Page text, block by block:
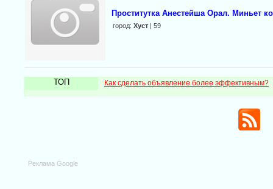
Проститутка Анестейша Орал. Миньет
город: Хуст| 59
ТОП Как сделать объявление более эффективным?
Реклама Google